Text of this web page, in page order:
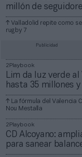
millón de
Valladolid repite como
rugby 7
Publicidad
2Playbook
Lim da luz verde
hasta 35 millones
La fórmula del Valencia
Nou Mestalla
2Playbook
CD Alcoyano:
para sanear